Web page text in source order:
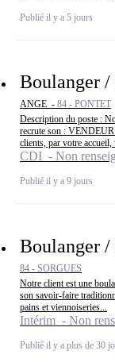
Publié il y a 5 jours
Boulanger
ANGE - 84 - PONTET
Description du poste :
recrute son :
clients, par votre accueil,
CDI - Non
Publié il y a 9 jours
Boulanger
84 - SORGUES
Notre client est une
son savoir-faire
pains et viennoiseries...
Intérim - Non
Publié il y a plus de 30